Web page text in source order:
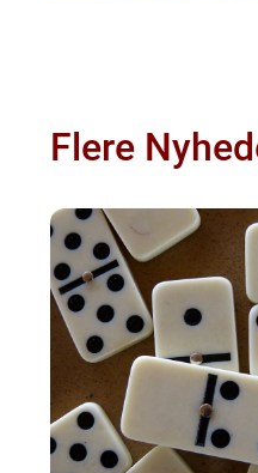
Flere